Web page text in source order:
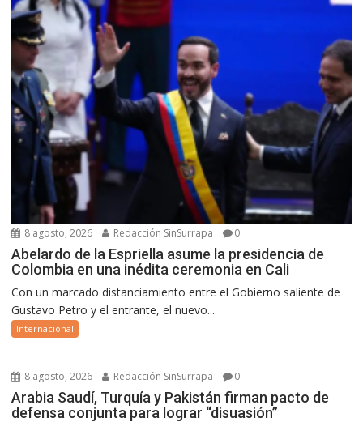
8 agosto, 2026 Redacción SinSurrapa 0
Abelardo de la Espriella asume la presidencia de
Colombia en una inédita ceremonia en Cali
Con un marcado distanciamiento entre el Gobierno saliente de
Gustavo Petro y el entrante, el nuevo...
Internacional
8 agosto, 2026 Redacción SinSurrapa 0
Arabia Saudí, Turquía y Pakistán firman pacto de
defensa conjunta para lograr “disuasión”